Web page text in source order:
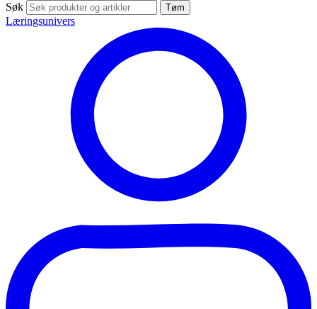
Søk Tøm
Læringsunivers